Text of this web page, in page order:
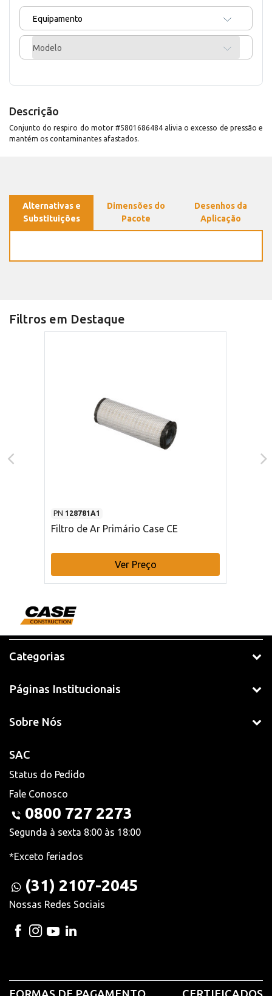
Equipamento
Modelo
Descrição
Conjunto do respiro do motor #5801686484 alivia o excesso de pressão e
mantém os contaminantes afastados.
Alternativas e
Substituições
Dimensões do
Pacote
Desenhos da
Aplicação
Filtros em Destaque
PN 128781A1
Filtro de Ar Primário Case CE
Ver Preço
Categorias
Páginas Institucionais
Sobre Nós
SAC
Status do Pedido
Fale Conosco
0800 727 2273
Segunda à sexta 8:00 às 18:00
*Exceto feriados
(31) 2107-2045
Nossas Redes Sociais
FORMAS DE PAGAMENTO CERTIFICADOS